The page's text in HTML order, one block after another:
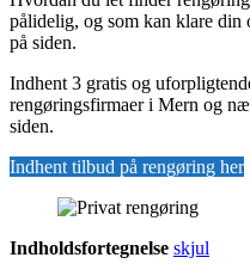
pålidelig, og som kan klare
på siden.
Indhent 3 gratis og
rengøringsfirmaer i Mern og
siden.
Indhent tilbud på rengøring her
Indholdsfortegnelse skjul